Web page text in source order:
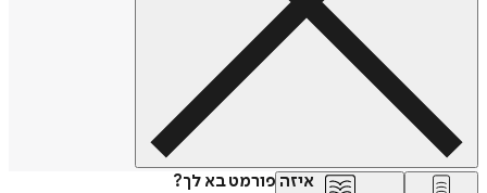
איזה פורמט בא לך?